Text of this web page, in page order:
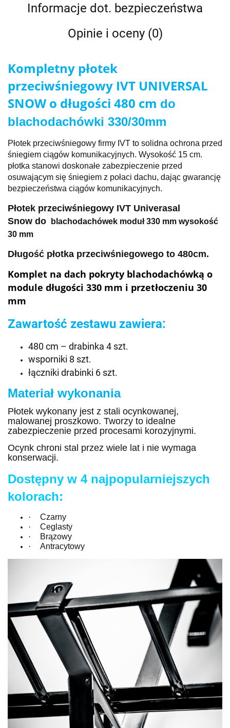
Informacje dot. bezpieczeństwa
Opinie i oceny (0)
Kompletny płotek
przeciwśniegowy IVT UNIVERSAL
SNOW o długości 480 cm do
blachodachówki 330/30mm
Płotek przeciwśniegowy firmy IVT to solidna ochrona przed
śniegiem ciągów komunikacyjnych. Wysokość 15 cm.
płotka stanowi doskonałe zabezpieczenie przed
osuwającym się śniegiem z połaci dachu, dając gwarancję
bezpieczeństwa ciągów komunikacyjnych.
Płotek przeciwśniegowy IVT Univerasal
Snow do
blachodachówek moduł 330 mm wysokość
30 mm
Długość płotka przeciwśniegowego to 480cm.
Komplet na dach pokryty blachodachówką o
module długości 330 mm i przetłoczeniu 30
mm
Zawartość zestawu zawiera:
480 cm – drabinka 4 szt.
wsporniki 8 szt.
łączniki drabinki 6 szt.
Materiał wykonania
Płotek wykonany jest z stali ocynkowanej,
malowanej proszkowo. Tworzy to idealne
zabezpieczenie przed procesami korozyjnymi.
Ocynk chroni stal przez wiele lat i nie wymaga
konserwacji.
Dostępny w 4 najpopularniejszych
kolorach:
·
Czarny
·
Ceglasty
·
Brązowy
·
Antracytowy